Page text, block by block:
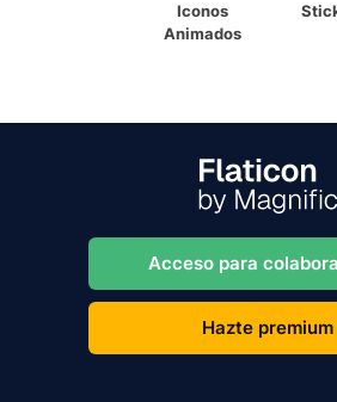
Iconos
Animados
Acceso para
Hazte premium